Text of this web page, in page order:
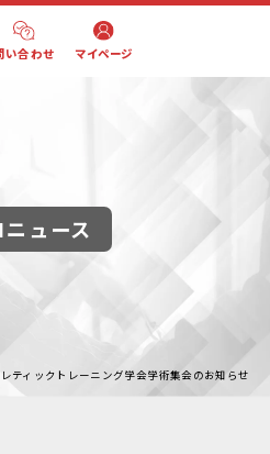
い合わせ マイページ
ュース
ティックトレーニング学会学術集会のお知らせ